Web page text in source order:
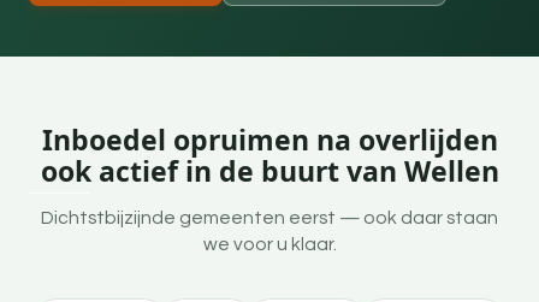
Inboedel opruimen na overlijden
ook actief in de buurt van Wellen
Dichtstbijzijnde gemeenten eerst — ook daar staan
we voor u klaar.